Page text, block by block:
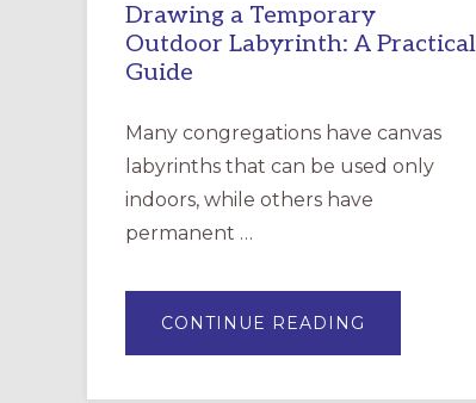
Drawing a Temporary
Outdoor Labyrinth: A Practical
Guide
Many congregations have canvas
labyrinths that can be used only
indoors, while others have
permanent …
CONTINUE READING
A